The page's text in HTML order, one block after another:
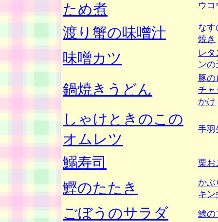
ため煮
ウコ
渡り蟹の味噌汁
なす
焼き
味噌カツ
レ
ン
鍋焼きうどん
豚の
チャ
かけ
しゃけときのこの
オムレツ
手羽
鰯寿司 栗お
鰹のたたき
かぶ
キン
ごぼうのサラダ 鯵の